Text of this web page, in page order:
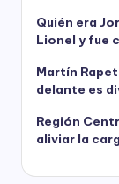
Quién era
Lionel y fue
Martín
delante es
Región
aliviar la